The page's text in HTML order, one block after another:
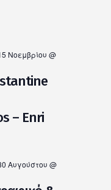
Νοεμβρίου @
– Enri
Αυγούστου @